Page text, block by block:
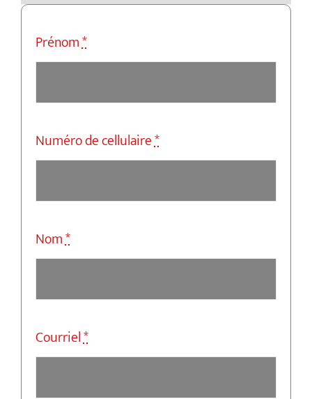
Prénom*
Numéro de cellulaire*
Nom*
Courriel*